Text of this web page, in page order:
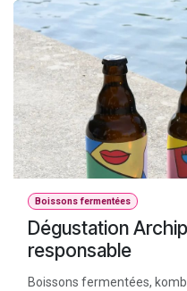
Boissons fermentées
Dégustation
responsable
Boissons fermentées,